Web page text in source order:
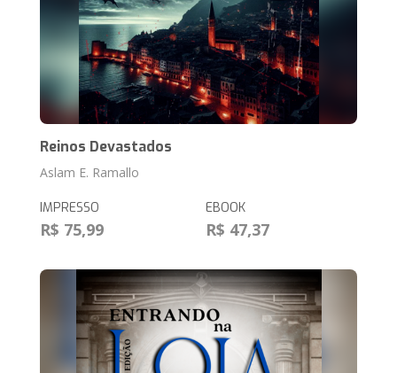
Reinos Devastados
Aslam E. Ramallo
IMPRESSO
R$ 75,99
EBOOK
R$ 47,37